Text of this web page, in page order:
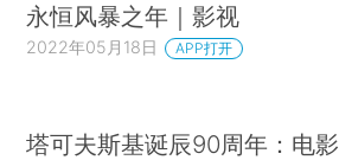
永恒风暴之年｜影视
2022年05月18日 APP打开
塔可夫斯基诞辰90周年：电影